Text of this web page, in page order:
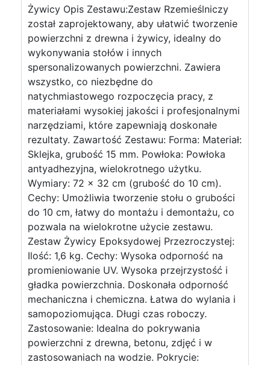
Żywicy Opis Zestawu:Zestaw Rzemieślniczy
został zaprojektowany, aby ułatwić tworzenie
powierzchni z drewna i żywicy, idealny do
wykonywania stołów i innych
spersonalizowanych powierzchni. Zawiera
wszystko, co niezbędne do
natychmiastowego rozpoczęcia pracy, z
materiałami wysokiej jakości i profesjonalnymi
narzędziami, które zapewniają doskonałe
rezultaty. Zawartość Zestawu: Forma: Materiał:
Sklejka, grubość 15 mm. Powłoka: Powłoka
antyadhezyjna, wielokrotnego użytku.
Wymiary: 72 x 32 cm (grubość do 10 cm).
Cechy: Umożliwia tworzenie stołu o grubości
do 10 cm, łatwy do montażu i demontażu, co
pozwala na wielokrotne użycie zestawu.
Zestaw Żywicy Epoksydowej Przezroczystej:
Ilość: 1,6 kg. Cechy: Wysoka odporność na
promieniowanie UV. Wysoka przejrzystość i
gładka powierzchnia. Doskonała odporność
mechaniczna i chemiczna. Łatwa do wylania i
samopoziomująca. Długi czas roboczy.
Zastosowanie: Idealna do pokrywania
powierzchni z drewna, betonu, zdjęć i w
zastosowaniach na wodzie. Pokrycie: